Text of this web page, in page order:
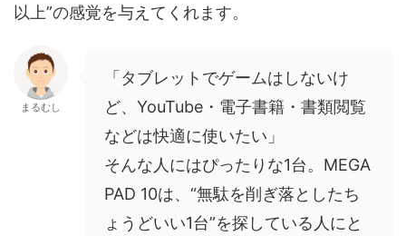
以上”の感覚を与えてくれます。
まるむし
「タブレットでゲームはしないけ
ど、YouTube・電子書籍・書類閲覧
などは快適に使いたい」
そんな人にはぴったりな1台。MEGA
PAD 10は、“無駄を削ぎ落としたち
ょうどいい1台”を探している人にと